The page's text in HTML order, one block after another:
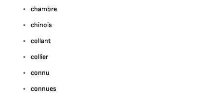
chambre
chinois
collant
collier
connu
connues